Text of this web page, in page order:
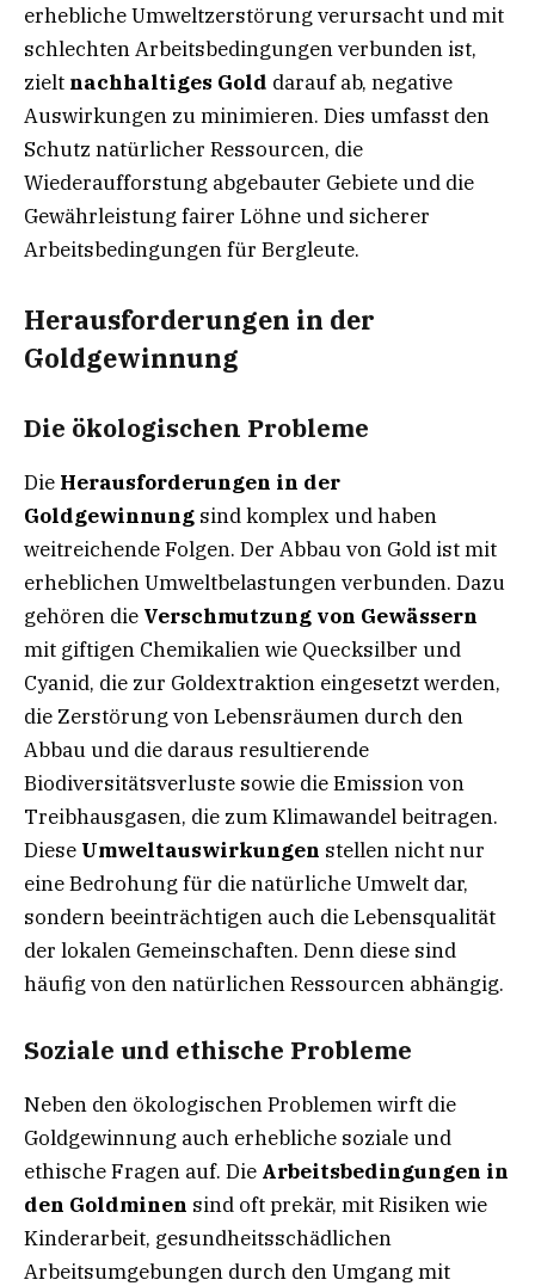
erhebliche Umweltzerstörung verursacht und mit
schlechten Arbeitsbedingungen verbunden ist,
zielt nachhaltiges Gold darauf ab, negative
Auswirkungen zu minimieren. Dies umfasst den
Schutz natürlicher Ressourcen, die
Wiederaufforstung abgebauter Gebiete und die
Gewährleistung fairer Löhne und sicherer
Arbeitsbedingungen für Bergleute.
Herausforderungen in der
Goldgewinnung
Die ökologischen Probleme
Die Herausforderungen in der
Goldgewinnung sind komplex und haben
weitreichende Folgen. Der Abbau von Gold ist mit
erheblichen Umweltbelastungen verbunden. Dazu
gehören die Verschmutzung von Gewässern
mit giftigen Chemikalien wie Quecksilber und
Cyanid, die zur Goldextraktion eingesetzt werden,
die Zerstörung von Lebensräumen durch den
Abbau und die daraus resultierende
Biodiversitätsverluste sowie die Emission von
Treibhausgasen, die zum Klimawandel beitragen.
Diese Umweltauswirkungen stellen nicht nur
eine Bedrohung für die natürliche Umwelt dar,
sondern beeinträchtigen auch die Lebensqualität
der lokalen Gemeinschaften. Denn diese sind
häufig von den natürlichen Ressourcen abhängig.
Soziale und ethische Probleme
Neben den ökologischen Problemen wirft die
Goldgewinnung auch erhebliche soziale und
ethische Fragen auf. Die Arbeitsbedingungen in
den Goldminen sind oft prekär, mit Risiken wie
Kinderarbeit, gesundheitsschädlichen
Arbeitsumgebungen durch den Umgang mit